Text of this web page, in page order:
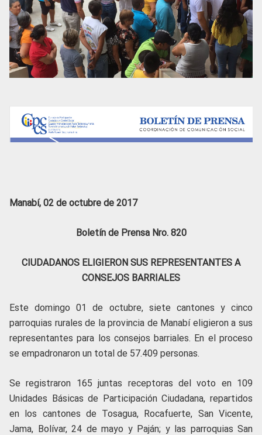
Manabí, 02 de octubre de 2017
Boletín de Prensa Nro. 820
CIUDADANOS ELIGIERON SUS REPRESENTANTES A
CONSEJOS BARRIALES
Este domingo 01 de octubre, siete cantones y cinco
parroquias rurales de la provincia de Manabí eligieron a sus
representantes para los consejos barriales. En el proceso
se empadronaron un total de 57.409 personas.
Se registraron 165 juntas receptoras del voto en 109
Unidades Básicas de Participación Ciudadana, repartidos
en los cantones de Tosagua, Rocafuerte, San Vicente,
Jama, Bolívar, 24 de mayo y Paján; y las parroquias San